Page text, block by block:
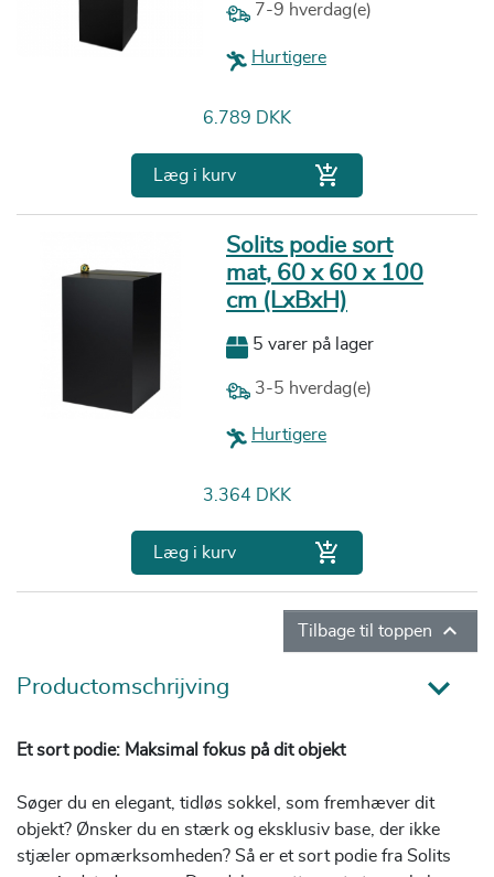
Productomschrijving
Et sort podie: Maksimal fokus på dit objekt
Søger du en elegant, tidløs sokkel, som fremhæver dit
objekt? Ønsker du en stærk og eksklusiv base, der ikke
stjæler opmærksomheden? Så er et sort podie fra Solits
7-9 hverdag(e)
Hurtigere
Pris
6.789 DKK
Læg i kurv 
Solits podie sort
mat, 60 x 60 x 100
cm (LxBxH)
5 varer på lager
3-5 hverdag(e)
Hurtigere
Pris
3.364 DKK
Læg i kurv 
Tilbage til toppen 